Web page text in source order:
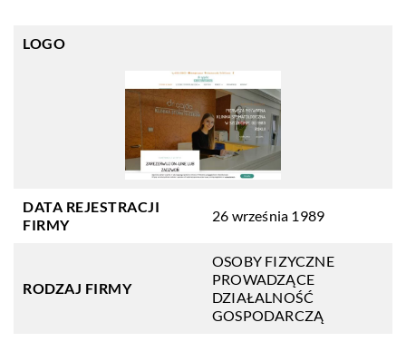
LOGO
DATA REJESTRACJI
FIRMY
26 września 1989
RODZAJ FIRMY
OSOBY FIZYCZNE
PROWADZĄCE
DZIAŁALNOŚĆ
GOSPODARCZĄ